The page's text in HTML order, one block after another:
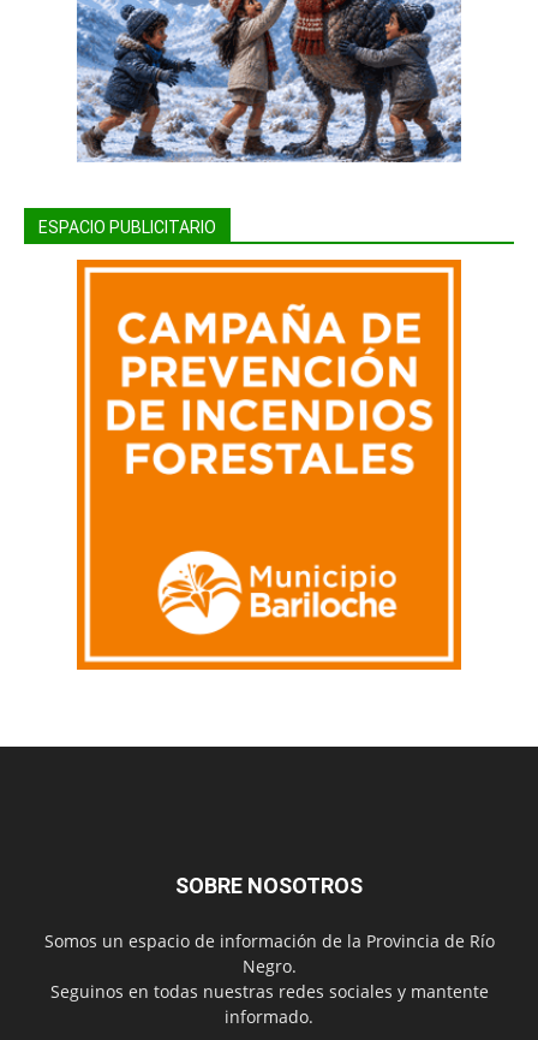
ESPACIO PUBLICITARIO
SOBRE NOSOTROS
Somos un espacio de información de la Provincia de Río
Negro.
Seguinos en todas nuestras redes sociales y mantente
informado.